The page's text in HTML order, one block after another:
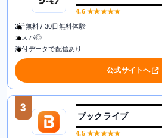
4.6★★★★★
2話無料 / 30日無料体験
コスパ◎
添付データで配信あり
公式サイトへ
3
ブックライブ
4.5★★★★★